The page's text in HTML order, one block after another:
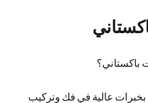
باكستاني؟
عالية في فك وتركيب